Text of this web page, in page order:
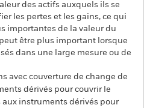
des actifs auxquels ils se
les pertes et les gains, ce qui
importantes de la valeur du
être plus important lorsque
dans une large mesure ou de
avec couverture de change de
dérivés pour couvrir le
aux instruments dérivés pour